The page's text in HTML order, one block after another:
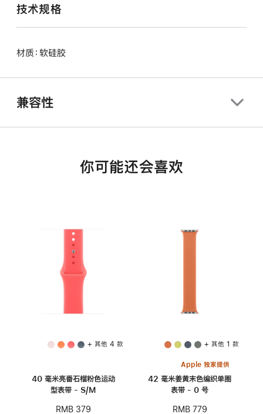
技术规格
材质：软硅胶
兼容性
你可能还会喜欢
+ 其他 4 款
40 毫米亮番石榴粉色运动
型表带 - S/M
RMB 379
+ 其他 1 款
Apple 独家提供
42 毫米姜黄末色编织单圈
表带 - 0 号
RMB 779